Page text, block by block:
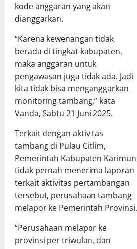
kode anggaran yang akan
dianggarkan.
“Karena kewenangan tidak
berada di tingkat kabupaten,
maka anggaran untuk
pengawasan juga tidak ada. Jadi
kita tidak bisa menganggarkan
monitoring tambang,” kata
Vanda, Sabtu 21 Juni 2025.
Terkait dengan aktivitas
tambang di Pulau Citlim,
Pemerintah Kabupaten Karimun
tidak pernah menerima laporan
terkait aktivitas pertambangan
tersebut, perusahaan tambang
melapor ke Pemerintah Provinsi.
“Perusahaan melapor ke
provinsi per triwulan, dan